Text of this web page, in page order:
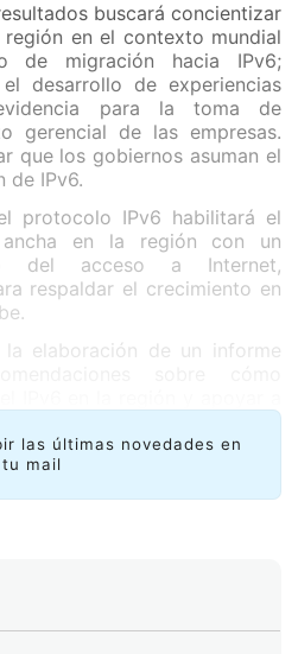
buscará concientizar
en el contexto mundial
de migración hacia IPv6;
desarrollo de experiencias
para la toma de
gerencial de las empresas.
que los gobiernos asuman el
de IPv6.
protocolo IPv6 habilitará el
en la región con un
del acceso a Internet,
respaldar el crecimiento en
elaboración de un informe
ISPs, proveedores de
de tránsito y gobiernos
las últimas novedades en
tu mail